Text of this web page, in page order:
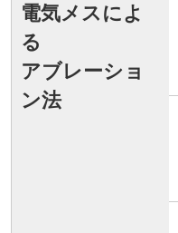
電気メスによ
る
アブレーショ
ン法